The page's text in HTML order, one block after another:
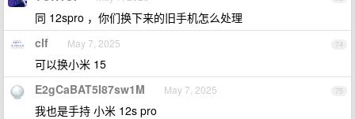
同 12spro ，你们换下来的旧手机怎么处理
74
clf May 7, 2025
可以换小米 15
75
E2gCaBAT5I87sw1M May 7, 2025
我也是手持 小米 12s pro